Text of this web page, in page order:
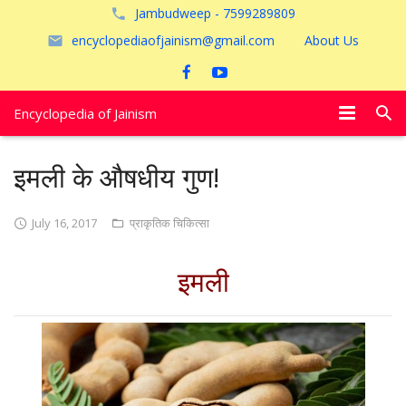
Jambudweep - 7599289809
encyclopediaofjainism@gmail.com
About Us
Encyclopedia of Jainism
पूजायें
इमली के औषधीय गुण!
July 16, 2017 प्राकृतिक चिकित्सा
इमली